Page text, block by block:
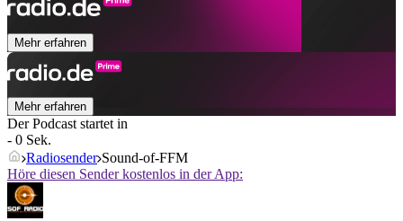
Mehr erfahren
Mehr erfahren
Der Podcast startet in
- 0 Sek.
Radiosender Sound-of-FFM
Höre diesen Sender kostenlos in der App: